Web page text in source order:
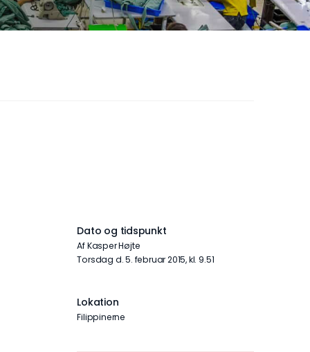
Dato og tidspunkt
Af Kasper Højte
torsdag d. 5. februar 2015, kl. 9.51
Lokation
Filippinerne